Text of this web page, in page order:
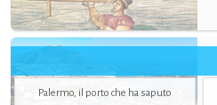
Palermo, il porto che ha saputo